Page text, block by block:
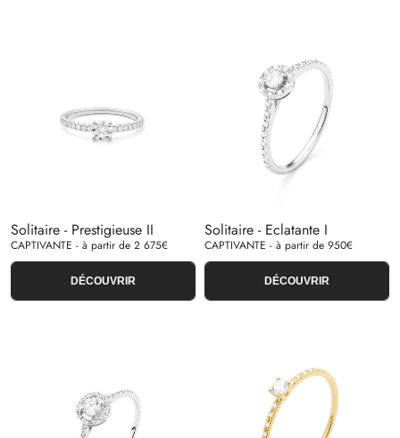
Solitaire - Prestigieuse II
CAPTIVANTE - à partir de 2 675€
DÉCOUVRIR
Solitaire - Eclatante I
CAPTIVANTE - à partir de 950€
DÉCOUVRIR